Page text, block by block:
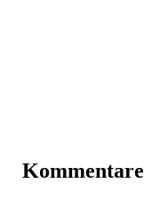
Kommentare